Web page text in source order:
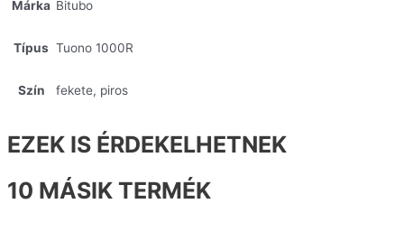
Márka Bitubo
Típus Tuono 1000R
Szín fekete, piros
EZEK IS ÉRDEKELHETNEK
10 MÁSIK TERMÉK